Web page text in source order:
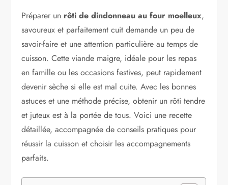
Préparer un rôti de dindonneau au four moelleux,
savoureux et parfaitement cuit demande un peu de
savoir-faire et une attention particulière au temps de
cuisson. Cette viande maigre, idéale pour les repas
en famille ou les occasions festives, peut rapidement
devenir sèche si elle est mal cuite. Avec les bonnes
astuces et une méthode précise, obtenir un rôti tendre
et juteux est à la portée de tous. Voici une recette
détaillée, accompagnée de conseils pratiques pour
réussir la cuisson et choisir les accompagnements
parfaits.